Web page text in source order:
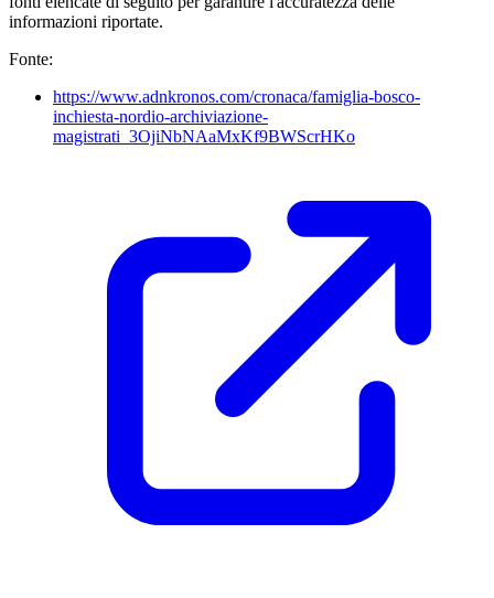
informazioni riportate.
Fonte:
https://www.adnkronos.com/cronaca/famiglia-bosco-
inchiesta-nordio-archiviazione-
magistrati_3OjiNbNAaMxKf9BWScrHKo